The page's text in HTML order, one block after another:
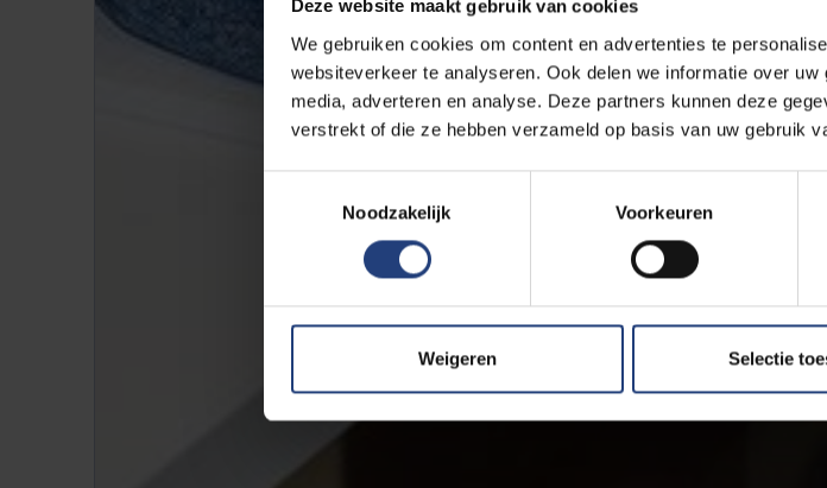
Deze website maakt gebruik van cookies
We gebruiken cookies om content en advertenties te
websiteverkeer te analyseren. Ook delen we informatie over
media, adverteren en analyse. Deze partners kunnen deze
verstrekt of die ze hebben verzameld op basis van uw gebruik
Noodzakelijk
Voorkeuren
Weigeren Selectie